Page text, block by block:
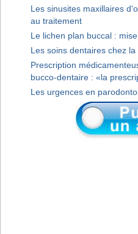
Les sinusites maxillaires
au traitement
Le lichen plan buccal :
Les soins dentaires chez
Prescription
bucco-dentaire : «la
Les urgences en